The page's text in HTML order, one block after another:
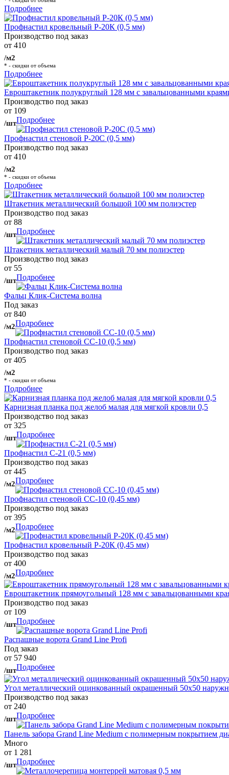
Подробнее
Профнастил кровельный Р-20К (0,5 мм)
Производство под заказ
от 410
/м2
* - скидки от объема
Подробнее
Евроштакетник полукруглый 128 мм с завальцованными
Производство под заказ
от 109
/штПодробнее
Профнастил стеновой Р-20С (0,5 мм)
Производство под заказ
от 410
/м2
* - скидки от объема
Подробнее
Штакетник металлический большой 100 мм полиэстер
Производство под заказ
от 88
/штПодробнее
Штакетник металлический малый 70 мм полиэстер
Производство под заказ
от 55
/штПодробнее
Фальц Клик-Система волна
Под заказ
от 840
/м2Подробнее
Профнастил стеновой СС-10 (0,5 мм)
Производство под заказ
от 405
/м2
* - скидки от объема
Подробнее
Карнизная планка под желоб малая для мягкой кровли 0,5
Производство под заказ
от 325
/штПодробнее
Профнастил С-21 (0,5 мм)
Производство под заказ
от 445
/м2Подробнее
Профнастил стеновой СС-10 (0,45 мм)
Производство под заказ
от 395
/м2Подробнее
Профнастил кровельный Р-20К (0,45 мм)
Производство под заказ
от 400
/м2Подробнее
Евроштакетник прямоугольный 128 мм с завальцованными
Производство под заказ
от 109
/штПодробнее
Распашные ворота Grand Line Profi
Под заказ
от 57 940
/штПодробнее
Угол металлический оцинкованный окрашенный 50х50
Производство под заказ
от 240
/штПодробнее
Панель забора Grand Line Medium с полимерным покрытием
Много
от 1 281
/штПодробнее